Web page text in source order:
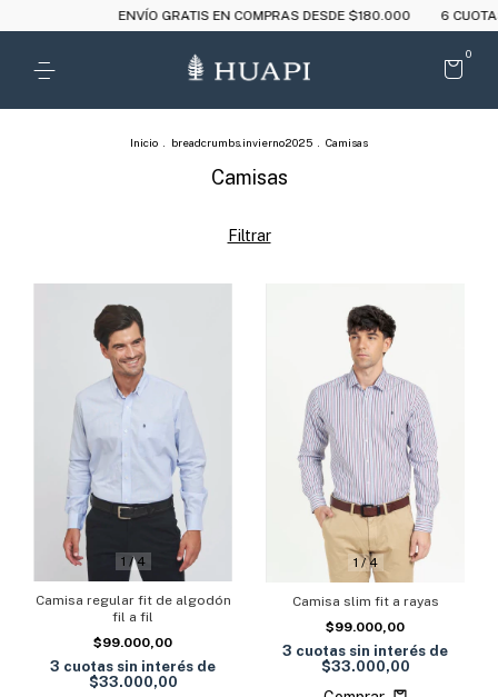
ENVÍO GRATIS EN COMPRAS DESDE $180.000 6 CUOTAS SIN
0
Inicio breadcrumbs.invierno2025 Camisas
Camisas
Filtrar
1 /4
Camisa regular fit de algodón
fil a fil
$99.000,00
3 cuotas sin interés de
$33.000,00
1 /4
Camisa slim fit a rayas
$99.000,00
3 cuotas sin interés de
$33.000,00